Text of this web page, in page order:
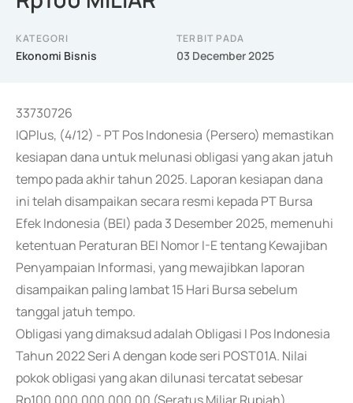
KATEGORI
Ekonomi Bisnis
TERBIT PADA
03 December 2025
33730726
IQPlus, (4/12) - PT Pos Indonesia (Persero) memastikan
kesiapan dana untuk melunasi obligasi yang akan jatuh
tempo pada akhir tahun 2025. Laporan kesiapan dana
ini telah disampaikan secara resmi kepada PT Bursa
Efek Indonesia (BEI) pada 3 Desember 2025, memenuhi
ketentuan Peraturan BEI Nomor I-E tentang Kewajiban
Penyampaian Informasi, yang mewajibkan laporan
disampaikan paling lambat 15 Hari Bursa sebelum
tanggal jatuh tempo.
Obligasi yang dimaksud adalah Obligasi I Pos Indonesia
Tahun 2022 Seri A dengan kode seri POST01A. Nilai
pokok obligasi yang akan dilunasi tercatat sebesar